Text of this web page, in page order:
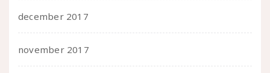
december 2017
november 2017